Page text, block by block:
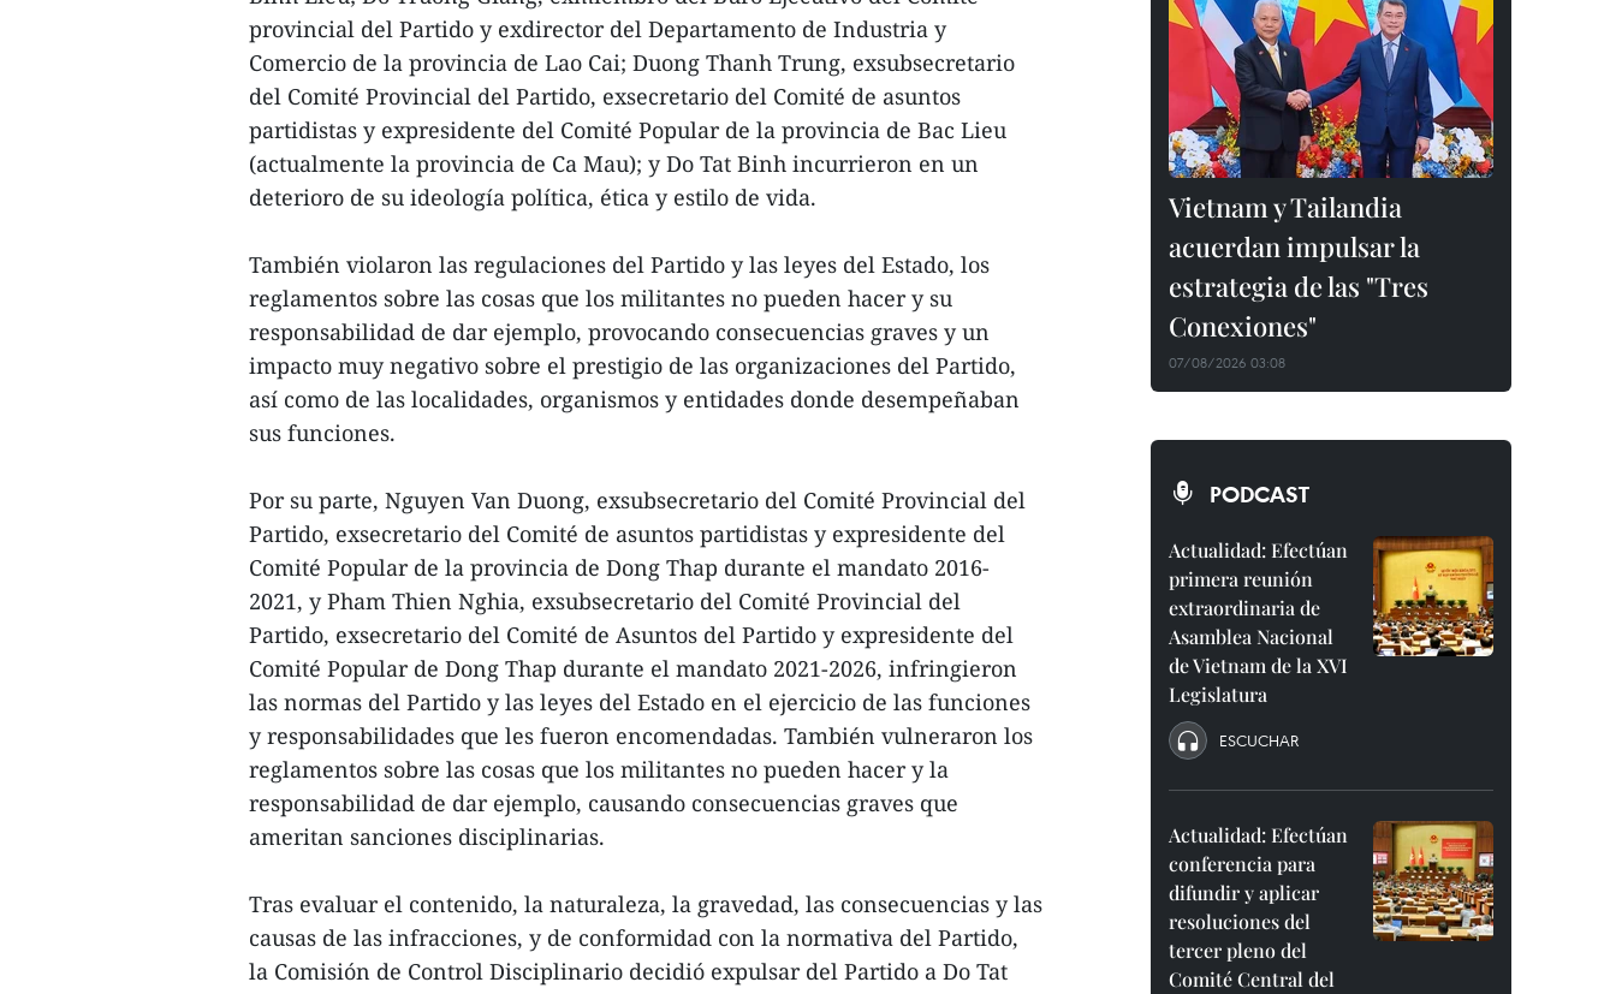
provincial del Partido y exdirector del Departamento de Industria y
Comercio de la provincia de Lao Cai; Duong Thanh Trung, exsubsecretario
del Comité Provincial del Partido, exsecretario del Comité de asuntos
partidistas y expresidente del Comité Popular de la provincia de Bac Lieu
(actualmente la provincia de Ca Mau); y Do Tat Binh incurrieron en un
deterioro de su ideología política, ética y estilo de vida.
También violaron las regulaciones del Partido y las leyes del Estado, los
reglamentos sobre las cosas que los militantes no pueden hacer y su
responsabilidad de dar ejemplo, provocando consecuencias graves y un
impacto muy negativo sobre el prestigio de las organizaciones del Partido,
así como de las localidades, organismos y entidades donde desempeñaban
sus funciones.
Por su parte, Nguyen Van Duong, exsubsecretario del Comité Provincial del
Partido, exsecretario del Comité de asuntos partidistas y expresidente del
Comité Popular de la provincia de Dong Thap durante el mandato 2016-
2021, y Pham Thien Nghia, exsubsecretario del Comité Provincial del
Partido, exsecretario del Comité de Asuntos del Partido y expresidente del
Comité Popular de Dong Thap durante el mandato 2021-2026, infringieron
las normas del Partido y las leyes del Estado en el ejercicio de las funciones
y responsabilidades que les fueron encomendadas. También vulneraron los
reglamentos sobre las cosas que los militantes no pueden hacer y la
responsabilidad de dar ejemplo, causando consecuencias graves que
ameritan sanciones disciplinarias.
Tras evaluar el contenido, la naturaleza, la gravedad, las consecuencias y las
causas de las infracciones, y de conformidad con la normativa del Partido,
la Comisión de Control Disciplinario decidió expulsar del Partido a Do Tat
Vietnam y Tailandia
acuerdan impulsar la
estrategia de las "Tres
Conexiones"
07/08/2026 03:08
PODCAST
Actualidad: Efectúan
primera reunión
extraordinaria de
Asamblea Nacional
de Vietnam de la XVI
Legislatura
ESCUCHAR
Actualidad: Efectúan
conferencia para
difundir y aplicar
resoluciones del
tercer pleno del
Comité Central del